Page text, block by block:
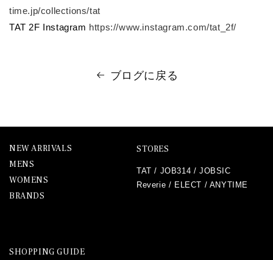
time.jp/collections/tat
TAT 2F Instagram https://www.instagram.com/tat_2f/
ブログに戻る
NEW ARRIVALS
MENS
WOMENS
BRANDS
STORES
TAT / JOB314 /JOBSIC
Reverie / ELECT / ANYTIME
SHOPPING GUIDE